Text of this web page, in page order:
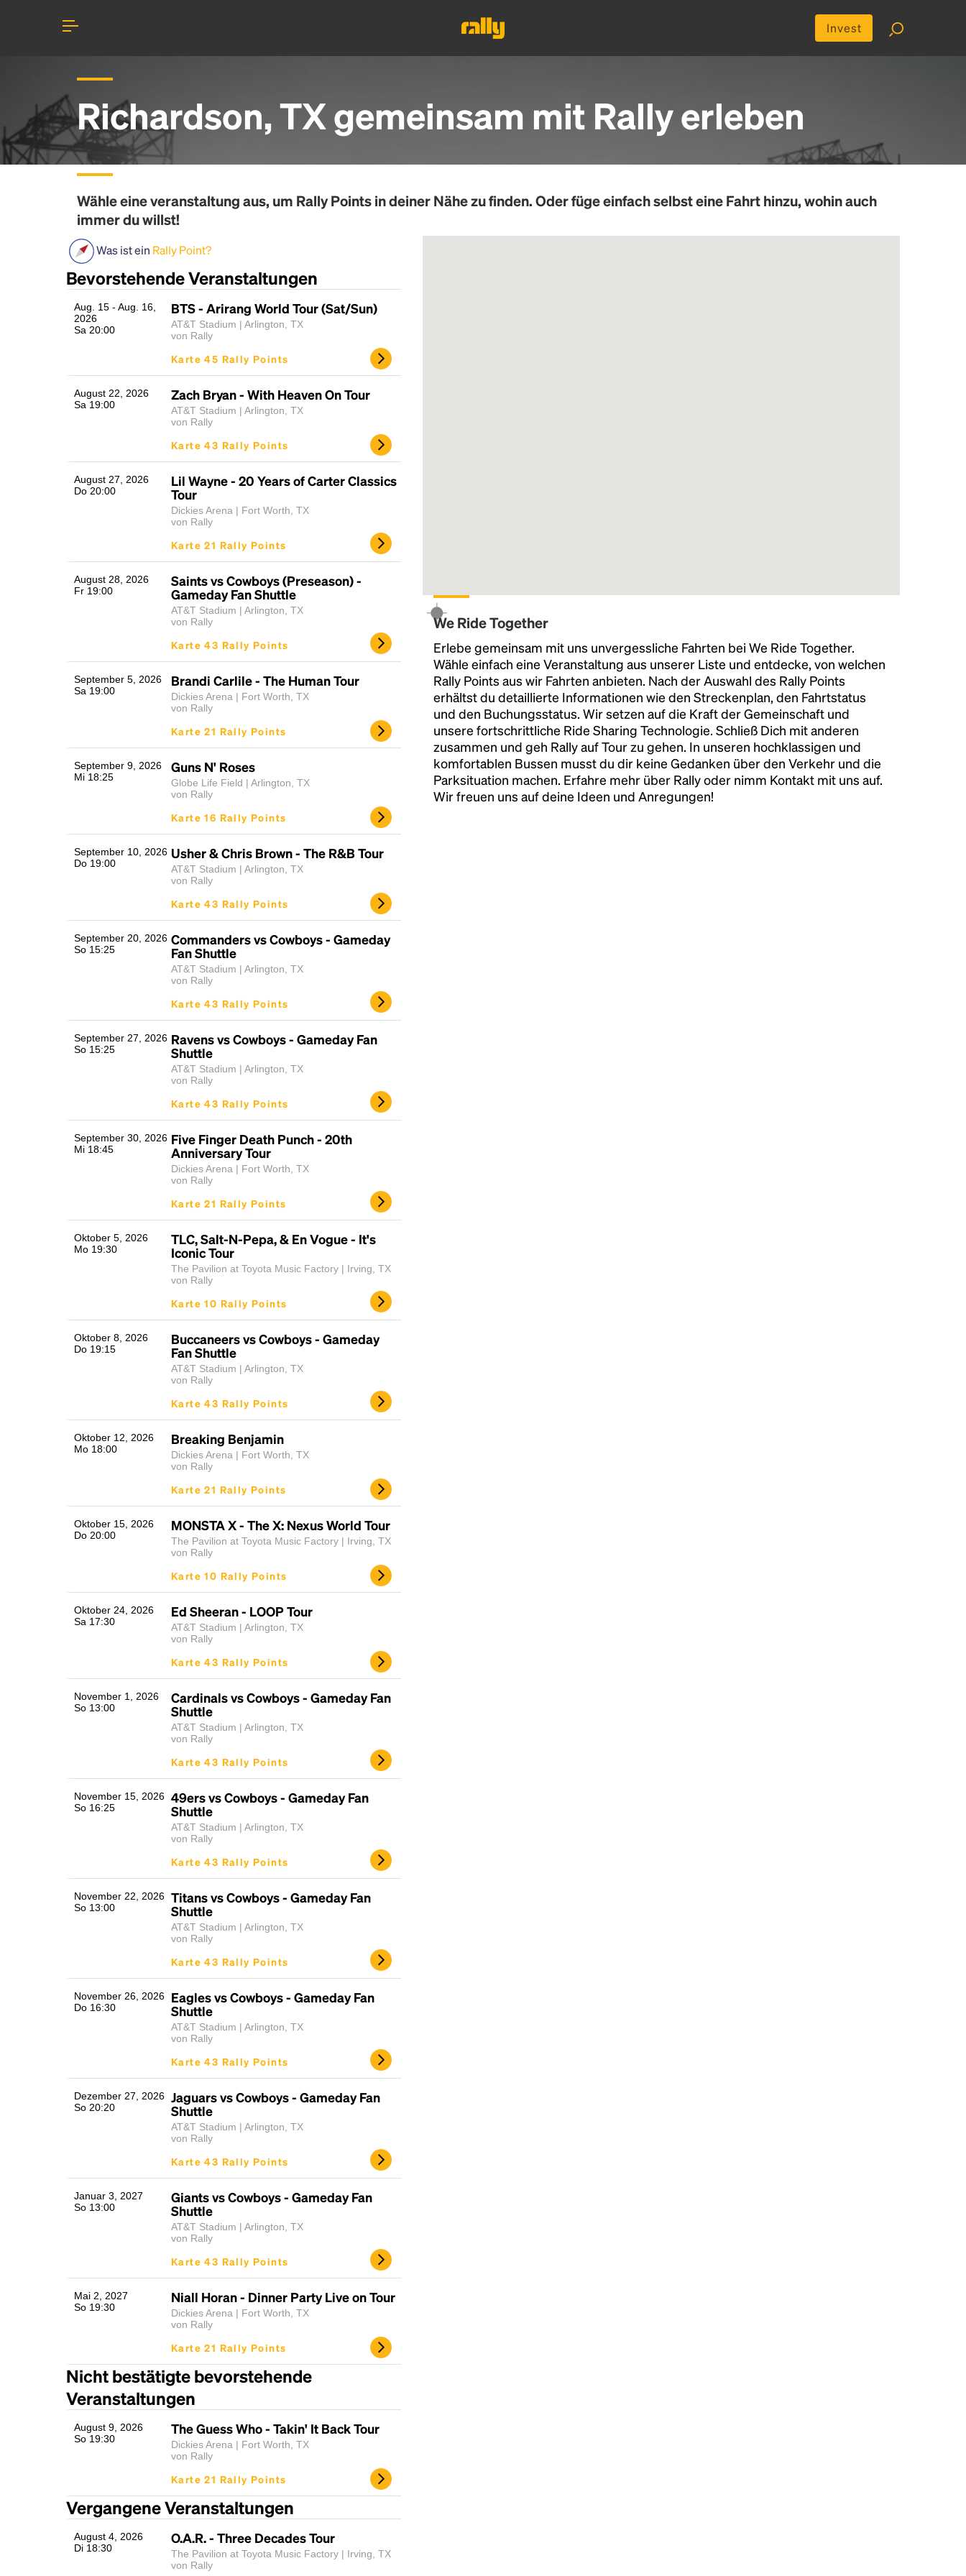
Invest
Richardson, TX gemeinsam mit Rally erleben
Wähle eine veranstaltung aus, um Rally Pointsin deiner Nähe zu finden. Oder füge einfach selbst eine Fahrt hinzu, wohin auch
immer du willst!
Was ist ein Rally Point?
Bevorstehende Veranstaltungen
Aug. 15 - Aug. 16,
2026
Sa 20:00
BTS - Arirang World Tour (Sat/Sun)
AT&T Stadium | Arlington, TX
von Rally
Karte 45 Rally Points
August 22, 2026
Sa 19:00
Zach Bryan - With Heaven On Tour
AT&T Stadium | Arlington, TX
von Rally
Karte 43 Rally Points
August 27, 2026
Do 20:00
Lil Wayne - 20 Years of Carter Classics
Tour
Dickies Arena | Fort Worth, TX
von Rally
Karte 21 Rally Points
August 28, 2026
Fr 19:00
Saints vs Cowboys (Preseason) -
Gameday Fan Shuttle
AT&T Stadium | Arlington, TX
von Rally
Karte 43 Rally Points
September 5, 2026
Sa 19:00
Brandi Carlile - The Human Tour
Dickies Arena | Fort Worth, TX
von Rally
Karte 21 Rally Points
September 9, 2026
Mi 18:25
Guns N' Roses
Globe Life Field | Arlington, TX
von Rally
Karte 16 Rally Points
September 10, 2026
Do 19:00
Usher & Chris Brown - The R&B Tour
AT&T Stadium | Arlington, TX
von Rally
Karte 43 Rally Points
September 20, 2026
So 15:25
Commanders vs Cowboys - Gameday
Fan Shuttle
AT&T Stadium | Arlington, TX
von Rally
Karte 43 Rally Points
September 27, 2026
So 15:25
Ravens vs Cowboys - Gameday Fan
Shuttle
AT&T Stadium | Arlington, TX
von Rally
Karte 43 Rally Points
September 30, 2026
Mi 18:45
Five Finger Death Punch - 20th
Anniversary Tour
Dickies Arena | Fort Worth, TX
von Rally
Karte 21 Rally Points
Oktober 5, 2026
Mo 19:30
TLC, Salt-N-Pepa, & En Vogue - It's
Iconic Tour
The Pavilion at Toyota Music Factory | Irving, TX
von Rally
Karte 10 Rally Points
Oktober 8, 2026
Do 19:15
Buccaneers vs Cowboys - Gameday
Fan Shuttle
AT&T Stadium | Arlington, TX
von Rally
Karte 43 Rally Points
Oktober 12, 2026
Mo 18:00
Breaking Benjamin
Dickies Arena | Fort Worth, TX
von Rally
Karte 21 Rally Points
Oktober 15, 2026
Do 20:00
MONSTA X - The X: Nexus World Tour
The Pavilion at Toyota Music Factory | Irving, TX
von Rally
Karte 10 Rally Points
Oktober 24, 2026
Sa 17:30
Ed Sheeran - LOOP Tour
AT&T Stadium | Arlington, TX
von Rally
Karte 43 Rally Points
November 1, 2026
So 13:00
Cardinals vs Cowboys - Gameday Fan
Shuttle
AT&T Stadium | Arlington, TX
von Rally
Karte 43 Rally Points
November 15, 2026
So 16:25
49ers vs Cowboys - Gameday Fan
Shuttle
AT&T Stadium | Arlington, TX
von Rally
Karte 43 Rally Points
November 22, 2026
So 13:00
Titans vs Cowboys - Gameday Fan
Shuttle
AT&T Stadium | Arlington, TX
von Rally
Karte 43 Rally Points
November 26, 2026
Do 16:30
Eagles vs Cowboys - Gameday Fan
Shuttle
AT&T Stadium | Arlington, TX
von Rally
Karte 43 Rally Points
Dezember 27, 2026
So 20:20
Jaguars vs Cowboys - Gameday Fan
Shuttle
AT&T Stadium | Arlington, TX
von Rally
Karte 43 Rally Points
Januar 3, 2027
So 13:00
Giants vs Cowboys - Gameday Fan
Shuttle
AT&T Stadium | Arlington, TX
von Rally
Karte 43 Rally Points
Mai 2, 2027
So 19:30
Niall Horan - Dinner Party Live on Tour
Dickies Arena | Fort Worth, TX
von Rally
Karte 21 Rally Points
Nicht bestätigte bevorstehende
Veranstaltungen
August 9, 2026
So 19:30
The Guess Who - Takin' It Back Tour
Dickies Arena | Fort Worth, TX
von Rally
Karte 21 Rally Points
Vergangene Veranstaltungen
August 4, 2026
Di 18:30
O.A.R. - Three Decades Tour
The Pavilion at Toyota Music Factory | Irving, TX
von Rally
We Ride Together
Erlebe gemeinsam mit uns unvergessliche Fahrten bei We Ride Together.
Wähle einfach eine Veranstaltung aus unserer Liste und entdecke, von welchen
Rally Points aus wir Fahrten anbieten. Nach der Auswahl des Rally Points
erhältst du detaillierte Informationen wie den Streckenplan, den Fahrtstatus
und den Buchungsstatus. Wir setzen auf die Kraft der Gemeinschaft und
unsere fortschrittliche Ride Sharing Technologie. Schließ Dich mit anderen
zusammen und geh Rally auf Tour zu gehen. In unseren hochklassigen und
komfortablen Bussen musst du dir keine Gedanken über den Verkehr und die
Parksituation machen. Erfahre mehr über Rally oder nimm Kontakt mit uns auf.
Wir freuen uns auf deine Ideen und Anregungen!
Lorem Ipsum is simply dummy text of the
printing and typesetting industry.
Ipsum has been the industry's standard
dummy text ever since the 1500s, when an
the leap into electronic typesetting, remaining